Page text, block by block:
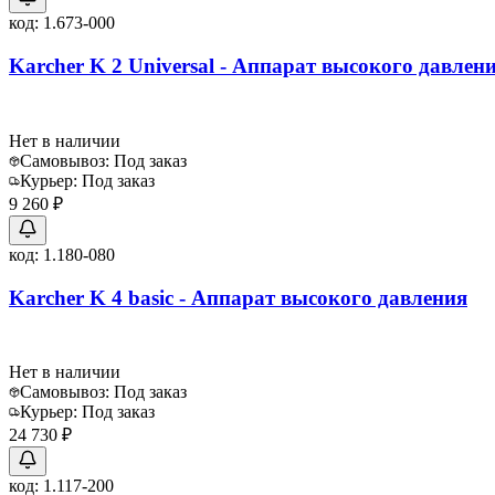
код: 1.673-000
Karcher K 2 Universal - Аппарат высокого
Нет в наличии
Самовывоз: Под заказ
Курьер: Под заказ
9 260 ₽
код: 1.180-080
Karcher K 4 basic - Аппарат высокого давления
Нет в наличии
Самовывоз: Под заказ
Курьер: Под заказ
24 730 ₽
код: 1.117-200